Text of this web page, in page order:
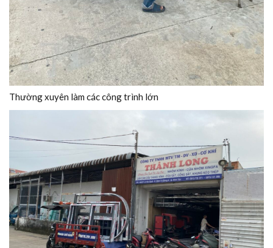
Thường xuyên làm các công trình lớn